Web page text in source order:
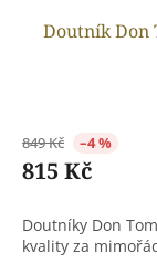
Doutník Don
849 Kč –4 %
815 Kč
Doutníky Don
kvality za